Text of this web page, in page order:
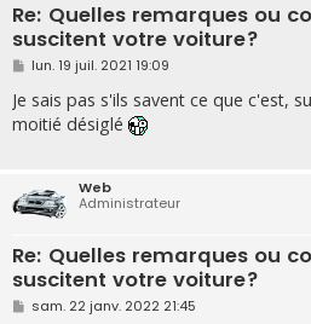
Re: Quelles remarques ou
suscitent votre voiture?
M
s
s
a
lun. 19 juil. 2021 19:09
Je sais pas s'ils savent ce que c'est,
moitié désiglé
Web
Administrateur
Re: Quelles remarques ou
suscitent votre voiture?
M
sam. 22 janv. 2022 21:45